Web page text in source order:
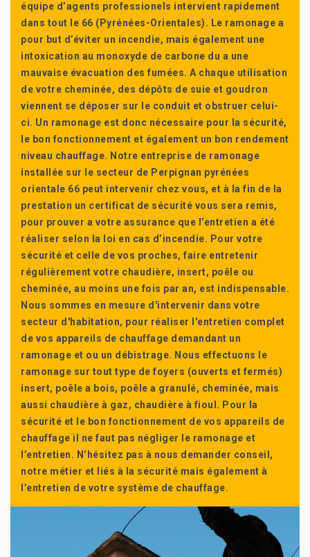
équipe d’agents professionels intervient rapidement
dans tout le 66 (Pyrénées-Orientales). Le ramonage a
pour but d’éviter un incendie, mais également une
intoxication au monoxyde de carbone du a une
mauvaise évacuation des fumées. A chaque utilisation
de votre cheminée, des dépôts de suie et goudron
viennent se déposer sur le conduit et obstruer celui-
ci. Un ramonage est donc nécessaire pour la sécurité,
le bon fonctionnement et également un bon rendement
niveau chauffage. Notre entreprise de ramonage
installée sur le secteur de Perpignan pyrénées
orientale 66 peut intervenir chez vous, et à la fin de la
prestation un certificat de sécurité vous sera remis,
pour prouver a votre assurance que l’entretien a été
réaliser selon la loi en cas d’incendie. Pour votre
sécurité et celle de vos proches, faire entretenir
régulièrement votre chaudière, insert, poêle ou
cheminée, au moins une fois par an, est indispensable.
Nous sommes en mesure d'intervenir dans votre
secteur d'habitation, pour réaliser l'entretien complet
de vos appareils de chauffage demandant un
ramonage et ou un débistrage. Nous effectuons le
ramonage sur tout type de foyers (ouverts et fermés)
insert, poêle a bois, poêle a granulé, cheminée, mais
aussi chaudière à gaz, chaudière à fioul. Pour la
sécurité et le bon fonctionnement de vos appareils de
chauffage il ne faut pas négliger le ramonage et
l’entretien. N’hésitez pas à nous demander conseil,
notre métier et liés à la sécurité mais également à
l’entretien de votre système de chauffage.